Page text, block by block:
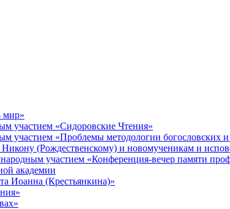
мир»
участием «Сидоровские Чтения»
участием «Проблемы методологии богословских
(Рождественскому) и новомученикам и
участием «Конференция-вечер памяти
академии
Иоанна (Крестьянкина)»